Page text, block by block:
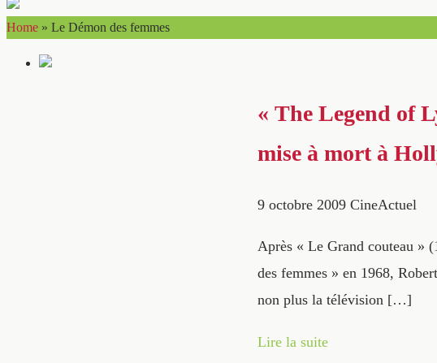
Home » Le Démon des femmes
« The Legend of
mise à mort à
9 octobre 2009 CineActuel
Après « Le Grand couteau »
des femmes » en 1968,
non plus la télévision […]
Lire la suite